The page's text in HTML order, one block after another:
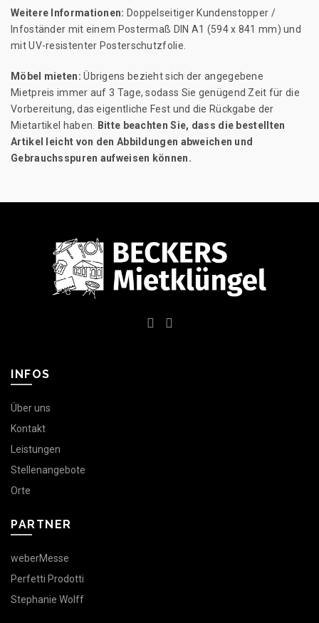
Weitere Informationen: Doppelseitiger Kundenstopper /
Infoständer mit einem Postermaß DIN A1 (594 x 841 mm) und
mit UV-resistenter Posterschutzfolie.
Möbel mieten:Übrigens bezieht sich der angegebene
Mietpreis immer auf 3 Tage, sodass Sie genügend Zeit für die
Vorbereitung, das eigentliche Fest und die Rückgabe der
Mietartikel haben.
Bitte beachten Sie, dass die bestellten
Artikel leicht von den Abbildungen abweichen und
Gebrauchsspuren aufweisen können.
INFOS
Über uns
Kontakt
Leistungen
Stellenangebote
Orte
PARTNER
weberMesse
Perfetti Prodotti
Stephanie Wolff